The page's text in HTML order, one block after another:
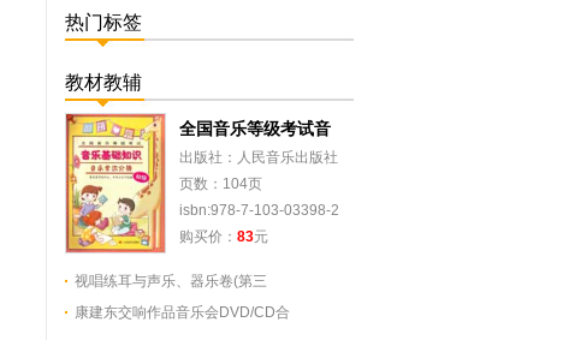
热门标签
教材教辅
全国音乐等级考试音
出版社：人民音乐出版社
页数：104页
isbn:978-7-103-03398-2
购买价： 83元
视唱练耳与声乐、器乐卷(第三
康建东交响作品音乐会DVD/CD合